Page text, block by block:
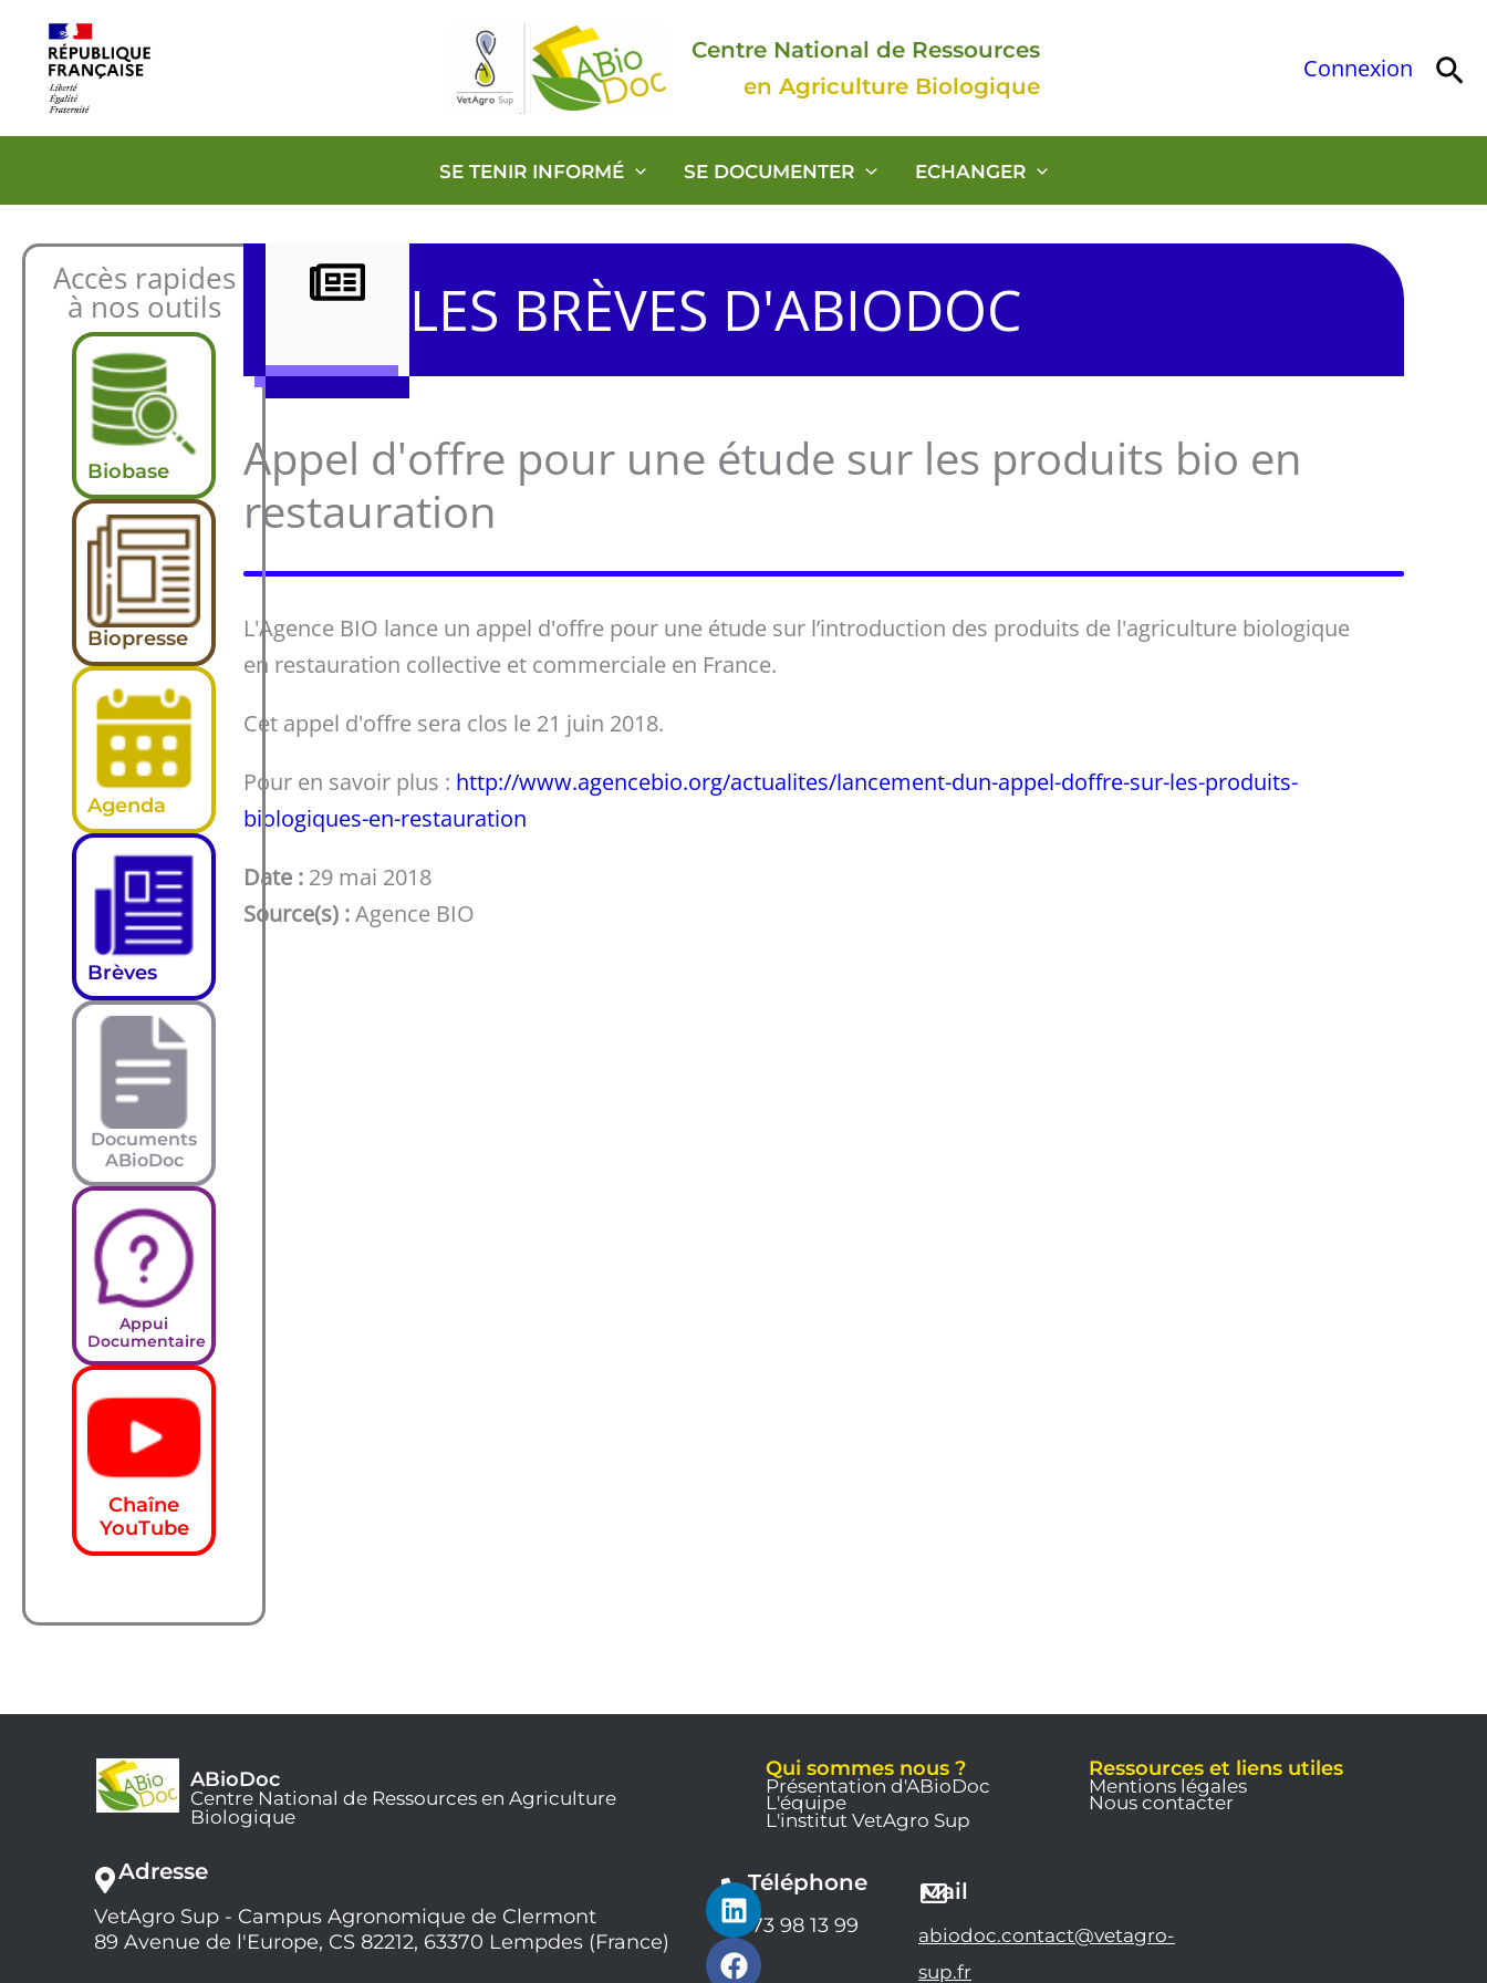
contenu
Centre National de Ressources
en Agriculture Biologique
Connexion
SE TENIR INFORMÉ SE DOCUMENTER ECHANGER
Accès rapides
à nos outils
Biobase
Biopresse
Agenda
Brèves
Documents
ABioDoc
Appui
Documentaire
Chaîne
YouTube
LES BRÈVES D'ABIODOC
Appel d'offre pour une étude sur les produits bio en
restauration
L'Agence BIO lance un appel d'offre pour une étude sur l’introduction des produits de l'agriculture biologique
en restauration collective et commerciale en France.
Cet appel d'offre sera clos le 21 juin 2018.
Pour en savoir plus : http://www.agencebio.org/actualites/lancement-dun-appel-doffre-sur-les-produits-
biologiques-en-restauration
Date : 29 mai 2018
Source(s) :Agence BIO
ABioDoc
Centre National de Ressources en Agriculture
Biologique
Adresse
VetAgro Sup - Campus Agronomique de Clermont
89 Avenue de l'Europe, CS 82212, 63370 Lempdes (France)
Téléphone
04 73 98 13 99
Mail
abiodoc.contact@vetagro-
sup.fr
L
i
n
F
a
c
Y
o
u
Qui sommes nous ?
Présentation d'ABioDoc
L'équipe
L'institut VetAgro Sup
Ressources et liens utiles
Mentions légales
Nous contacter